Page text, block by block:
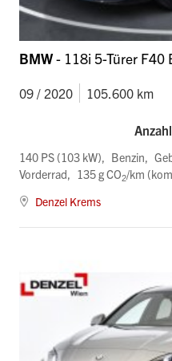
BMW- 118i 5-Türer F40
09 / 2020 105.600 km
140 PS (103 kW) Benzin
Vorderrad
135 g CO2/km
Denzel Krems